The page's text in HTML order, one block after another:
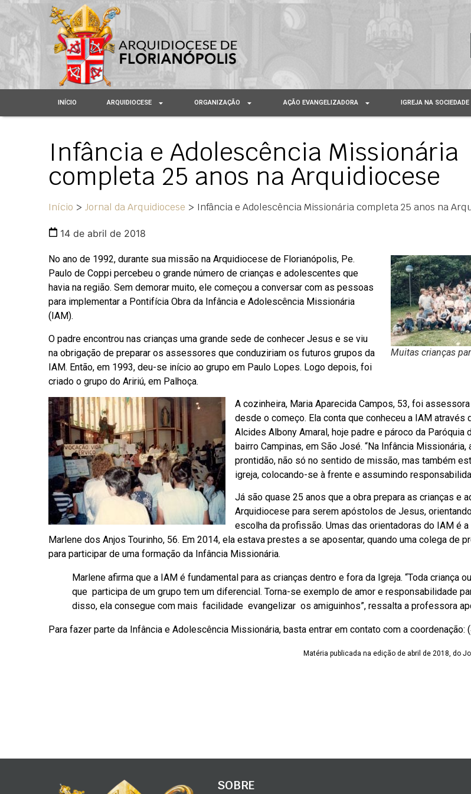
INÍCIO ARQUIDIOCESE ORGANIZAÇÃO AÇÃO EVANGELIZADORA IGREJA NA SOCIEDADE
Infância e Adolescência Missionária
completa 25 anos na Arquidiocese
Início > Jornal da Arquidiocese > Infância e Adolescência Missionária completa 25 anos na
14 de abril de 2018
Muitas crianças
No ano de 1992, durante sua missão na Arquidiocese de Florianópolis, Pe.
Paulo de Coppi percebeu o grande número de crianças e adolescentes que
havia na região. Sem demorar muito, ele começou a conversar com as pessoas
para implementar a Pontifícia Obra da Infância e Adolescência Missionária
(IAM).
O padre encontrou nas crianças uma grande sede de conhecer Jesus e se viu
na obrigação de preparar os assessores que conduziriam os futuros grupos da
IAM. Então, em 1993, deu-se início ao grupo em Paulo Lopes. Logo depois, foi
criado o grupo do Aririú, em Palhoça.
A cozinheira, Maria Aparecida Campos, 53, foi
desde o começo. Ela conta que conheceu a IAM através
Alcides Albony Amaral, hoje padre e pároco da Paróquia
bairro Campinas, em São José. “Na Infância
prontidão, não só no sentido de missão, mas também
igreja, colocando-se à frente e assumindo
Já são quase 25 anos que a obra prepara as crianças e
Arquidiocese para serem apóstolos de Jesus,
escolha da profissão. Umas das orientadoras do IAM é
Marlene dos Anjos Tourinho, 56. Em 2014, ela estava prestes a se aposentar, quando uma colega de
para participar de uma formação da Infância Missionária.
Marlene afirma que a IAM é fundamental para as crianças dentro e fora da Igreja. “Toda criança
que participa de um grupo tem um diferencial. Torna-se exemplo de amor e responsabilidade
disso, ela consegue com mais facilidade evangelizar os amiguinhos”, ressalta a professora
Para fazer parte da Infância e Adolescência Missionária, basta entrar em contato com a coordenação:
Matéria publicada na edição de abril de 2018, do
SOBRE